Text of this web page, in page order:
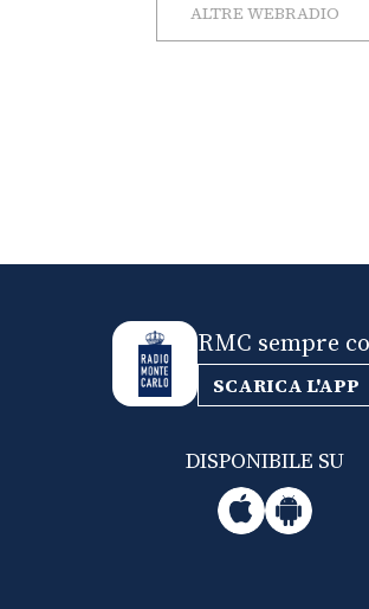
ALTRE WEBRADIO
RMC sempre
SCARICA L'APP
DISPONIBILE SU